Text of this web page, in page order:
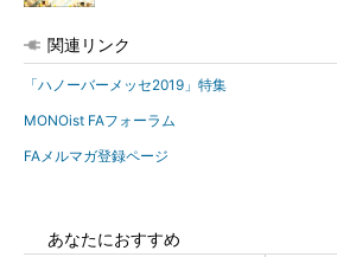
関連リンク
「ハノーバーメッセ2019」特集
MONOist FAフォーラム
FAメルマガ登録ページ
あなたにおすすめ